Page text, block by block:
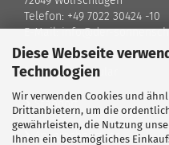
Diese Webseite
Technologien
Wir verwenden Cookies und
Drittanbietern, um die
gewährleisten, die Nutzung
Ihnen ein bestmögliches
Telefon: +49 7022 30424 -10
E-Mail: info@der-
Kontaktformular
Standort
Ansprechpartner